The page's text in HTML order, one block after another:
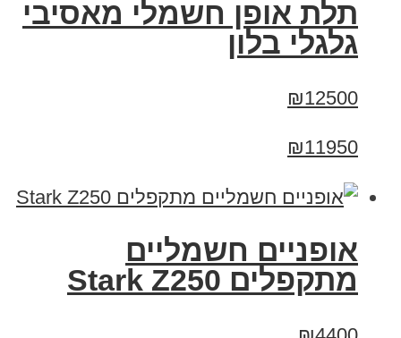
תלת אופן חשמלי מאסיבי
גלגלי בלון
₪12500
₪11950
‏אופניים חשמליים
‏מתקפלים Stark Z250